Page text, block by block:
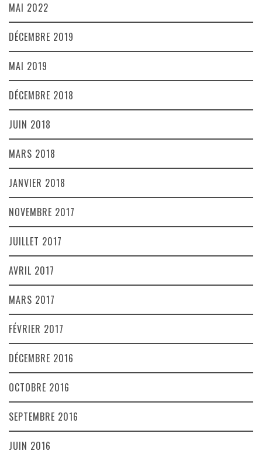
MAI 2022
DÉCEMBRE 2019
MAI 2019
DÉCEMBRE 2018
JUIN 2018
MARS 2018
JANVIER 2018
NOVEMBRE 2017
JUILLET 2017
AVRIL 2017
MARS 2017
FÉVRIER 2017
DÉCEMBRE 2016
OCTOBRE 2016
SEPTEMBRE 2016
JUIN 2016